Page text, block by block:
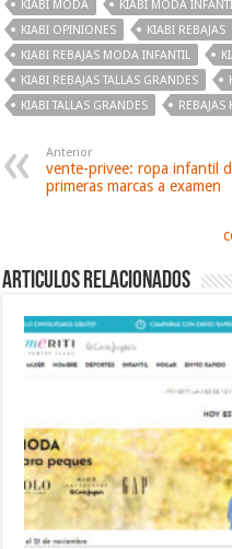
KIABI MODA KIABI MODA
KIABI OPINIONES
KIABI REBAJAS
KIABI REBAJAS MODA INFANTIL
KIABI REBAJAS TALLAS GRANDES
KIABI TALLAS GRANDES
REBAJAS
Anterior
vente-privee: ropa infantil
primeras marcas a examen
Articulos relacionados